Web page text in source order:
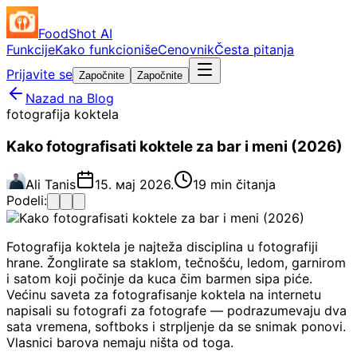
FoodShot AI
FunkcijeKako funkcionišeCenovnikČesta pitanja
Prijavite se Započnite Započnite
Nazad na Blog
fotografija koktela
Kako fotografisati koktele za bar i meni (2026)
Ali Tanis 15. мај 2026.
19 min čitanja
Podeli:
Fotografija koktela je najteža disciplina u fotografiji
hrane. Žonglirate sa staklom, tečnošću, ledom, garnirom
i satom koji počinje da kuca čim barmen sipa piće.
Većinu saveta za fotografisanje koktela na internetu
napisali su fotografi za fotografe — podrazumevaju dva
sata vremena, softboks i strpljenje da se snimak ponovi.
Vlasnici barova nemaju ništa od toga.